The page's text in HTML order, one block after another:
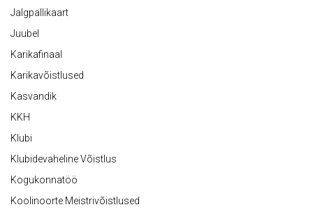
Jalgpallikaart
Juubel
Karikafinaal
Karikavõistlused
Kasvandik
KKH
Klubi
Klubidevaheline Võistlus
Kogukonnatöö
Koolinoorte Meistrivõistlused